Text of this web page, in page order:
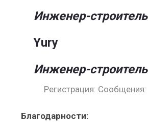
Инженер-строитель
Yury
Инженер-строитель
Регистрация: Сообщения:
Благодарности: